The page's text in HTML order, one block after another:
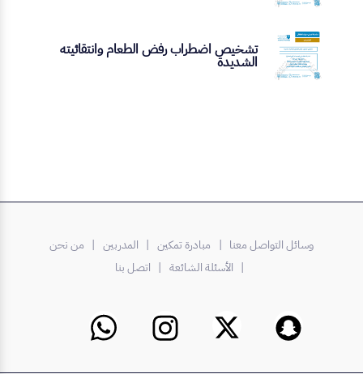
تشخيص اضطراب رفض الطعام وانتقائيته
الشديدة
وسائل التواصل معنا | مبادرة تمكين | المدربين | من نحن
| الأسئلة الشائعة | اتصل بنا